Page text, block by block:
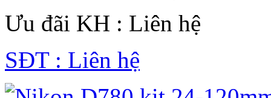
Ưu đãi KH : Liên hệ
SĐT : Liên hệ